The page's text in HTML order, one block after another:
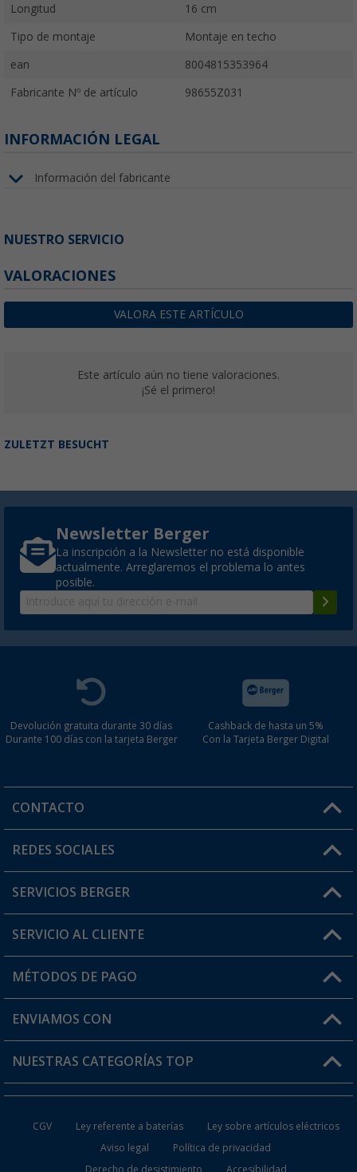
Longitud 16 cm
Tipo de montaje Montaje en techo
ean 8004815353964
Fabricante Nº de artículo 98655Z031
INFORMACIÓN LEGAL
Información del fabricante
NUESTRO SERVICIO
VALORACIONES
VALORA ESTE ARTÍCULO
Este artículo aún no tiene valoraciones.
¡Sé el primero!
ZULETZT BESUCHT
Newsletter Berger
La inscripción a la Newsletter no está disponible
actualmente. Arreglaremos el problema lo antes
posible.
Devolución gratuita durante 30 días
Durante 100 días con la tarjeta Berger
Cashback de hasta un 5%
Con la Tarjeta Berger Digital
CONTACTO
Horario de atención al cliente:
¿Tienes alguna duda?
REDES SOCIALES
SERVICIOS BERGER
Conviértete en distribuidor
Mi cuenta
Tarjeta Berger Digital
SERVICIO AL CLIENTE
FAQ y Contacto
Información de envío
¿Dónde está mi pedido?
MÉTODOS DE PAGO
ENVIAMOS CON
NUESTRAS CATEGORÍAS TOP
CGV Ley referente a baterías
Ley sobre artículos eléctricos
Aviso legal
Política de privacidad
Derecho de desistimiento
Accesibilidad